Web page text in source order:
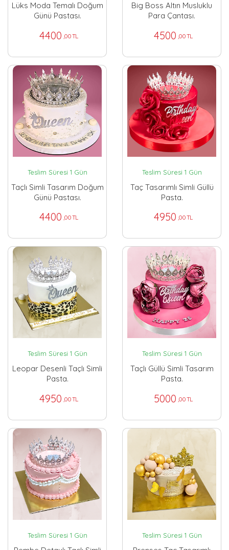
Lüks Moda Temalı Doğum
Günü Pastası.
4400 ,00 TL
Big Boss Altın Musluklu
Para Çantası.
4500 ,00 TL
Teslim Süresi 1 Gün
Taçlı Simli Tasarım Doğum
Günü Pastası.
4400 ,00 TL
Teslim Süresi 1 Gün
Taç Tasarımlı Simli Güllü
Pasta.
4950 ,00 TL
Teslim Süresi 1 Gün
Leopar Desenli Taçlı Simli
Pasta.
4950 ,00 TL
Teslim Süresi 1 Gün
Taçlı Güllü Simli Tasarım
Pasta.
5000 ,00 TL
Teslim Süresi 1 Gün Teslim Süresi 1 Gün